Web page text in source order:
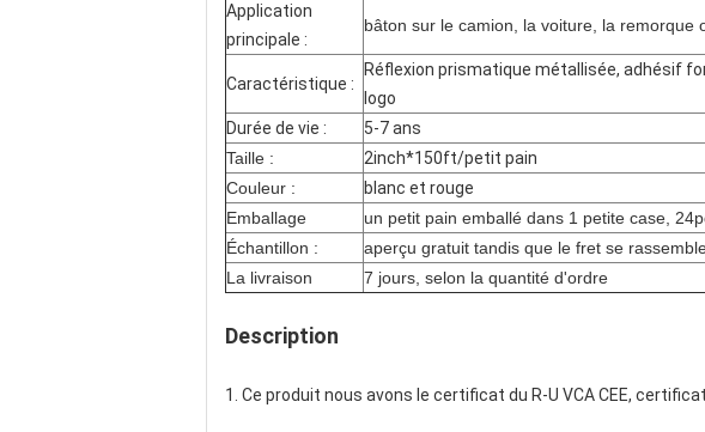
Application
principale :
bâton sur le camion, la voiture, la remorque
Caractéristique :
Réflexion prismatique métallisée, adhésif
logo
Durée de vie :
5-7 ans
Taille :
2inch*150ft/petit pain
Couleur :
blanc et rouge
Emballage
un petit pain emballé dans 1 petite case,
Échantillon :
aperçu gratuit tandis que le fret se
La livraison
7 jours, selon la quantité d'ordre
Description
1. Ce produit nous avons le certificat du R-U VCA CEE,